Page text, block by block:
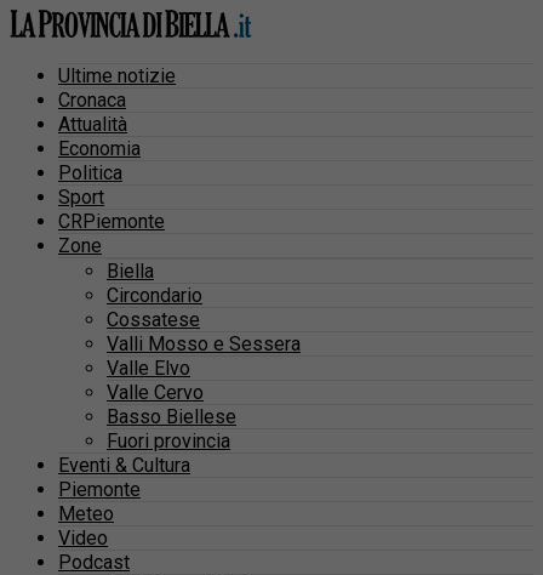
Ultime notizie
Cronaca
Attualità
Economia
Politica
Sport
CRPiemonte
Zone
Biella
Circondario
Cossatese
Valli Mosso e Sessera
Valle Elvo
Valle Cervo
Basso Biellese
Fuori provincia
Eventi & Cultura
Piemonte
Meteo
Video
Podcast